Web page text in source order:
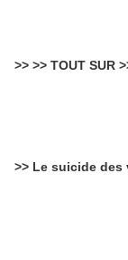
>> >> TOUT SUR
>> Le suicide